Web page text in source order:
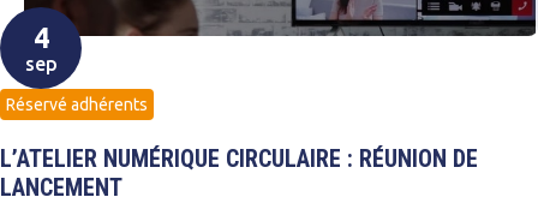
4
sep
Réservé adhérents
L’ATELIER NUMÉRIQUE CIRCULAIRE : RÉUNION DE
LANCEMENT